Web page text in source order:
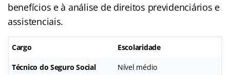
benefícios e à análise de direitos previdenciários e
assistenciais.
Cargo Escolaridade
Técnico do Seguro Social Nível médio